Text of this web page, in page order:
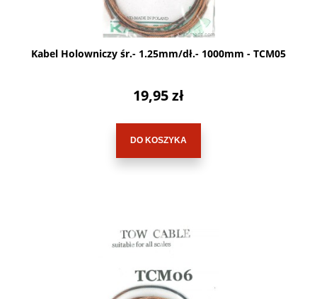
Kabel Holowniczy śr.- 1.25mm/dł.- 1000mm - TCM05
19,95 zł
DO KOSZYKA